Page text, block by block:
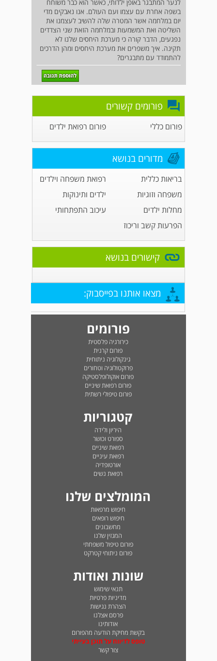
לנער המתבגר באופן ילדותי, כאשר הוא כבר משוחח
בשפה אחרת עם עצמו ועם העולם. אנו נאבקים מדי
יום במלחמה אשר המטרה שלה להשיב לעצמנו את
השליטה ואת המשמעות ובמלחמה הזאת שני הצדדים
נפגעים, הדבר קורה כי מערכת היחסים שלנו לא
תקינה. איך משפרים את מערכת היחסים ומהן הדרכים
להתמודד עם מתבגרים?
פורומים קשורים
פורום כללי פורום רפואת ילדים
מדורים בנושא
בריאות כללית
רפואת משפחה וילדים
משפחה וזוגיות
ילדים ותינוקות
מחלות ילדים
עיכוב התפתחותי
הפרעות קשב וריכוז
קישורים בנושא
מצאו אותנו בפייסבוק:
פורומים
כירורגיה פלסטית
פורום קרנית
גינקולוגיה ניתוחית
פרוקטולוגיה וטחורים
פורום אוקולופלסטיקה
פורום רפואת שיניים
פורום טיפולי רשתית
קטגוריות
היריון ולידה
ספורט וכושר
רפואת שיניים
רפואת עיניים
אורטופדיה
רפואת נשים
המומלצים שלנו
חיפוש מרפאות
חיפוש רופאים
מחשבונים
המגזין שלנו
פורום טיפול משפחתי
פורום ניתוחי קטרקט
שונות ואודות
תנאי שימוש
מדיניות פרטיות
הצהרת נגישות
פרסם אצלנו
אודותינו
בקשת מחיקת הודעה מהפורום
טופס לדיווח על תוכן בעייתי
צור קשר